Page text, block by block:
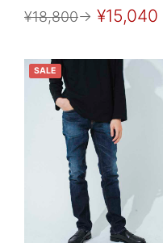
¥18,800→ ¥15,040
SALE